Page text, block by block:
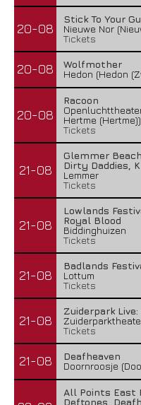
20-08
Stick To Your
Nieuwe Nor
Tickets
20-08
Wolfmother
Hedon (Hedon
20-08
Racoon
Hertme (Hertme))
Tickets
21-08
Glemmer
Dirty Daddies,
Lemmer
Tickets
21-08
Lowlands
Royal Blood
Biddinghuizen
Tickets
21-08
Badlands
Lottum
Tickets
21-08
Zuiderpark
Tickets
21-08
Deafheaven
Doornroosje
All Points East
Deftones,